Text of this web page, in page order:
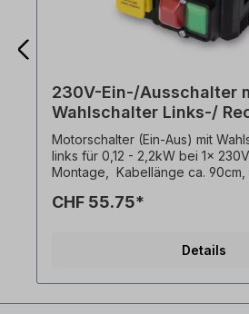
230V-Ein-/Ausschalter
Wahlschalter Links-/
Motorschalter (Ein-Aus) mit
links für 0,12 - 2,2kW bei 1x
Montage, Kabellänge ca. 90cm,
1x230V,- Umgebungstemperatur
CHF 55.75*
Details